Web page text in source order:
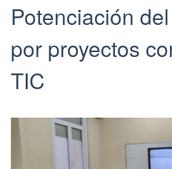
y
w
a
u
Potenciación
por proyectos
TIC